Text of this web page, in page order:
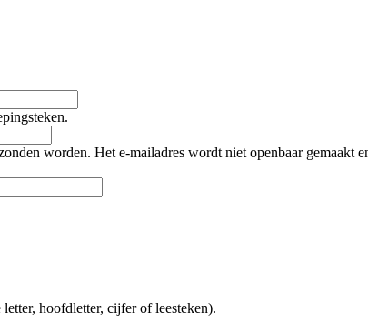
worden. Het e-mailadres wordt niet openbaar
hoofdletter, cijfer of leesteken).